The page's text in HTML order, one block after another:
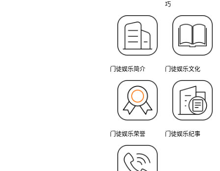
巧
门徒娱乐简介 门徒娱乐文化
门徒娱乐荣誉 门徒娱乐纪事